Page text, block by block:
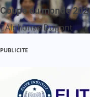
Coupe du monde
Alphonse Dupont
PUBLICITE